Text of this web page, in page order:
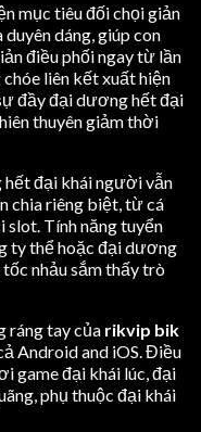
mục tiêu đối chọi giản
dáng, giúp con
điều phối ngay từ lần
liên kết xuất hiện
đầy đại dương hết đại
thuyên giảm thời
hết đại khái người vẫn
chia riêng biệt, từ cá
slot. Tính năng tuyển
ty thể hoặc đại dương
nhảu sắm thấy trò
ráng tay của rikvip bik
Android and iOS. Điều
game đại khái lúc, đại
phụ thuộc đại khái